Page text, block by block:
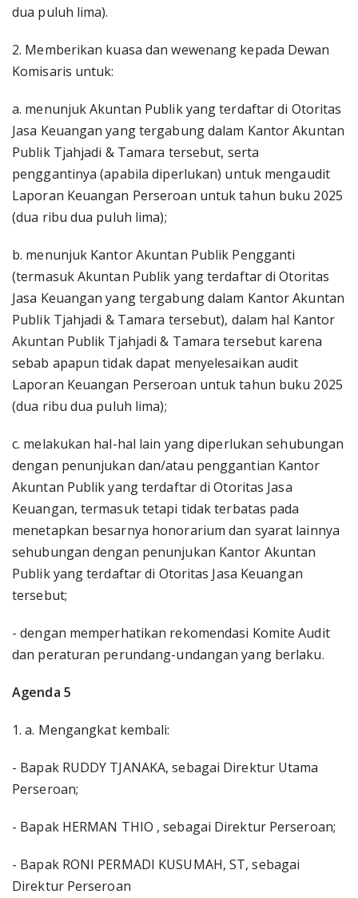
dua puluh lima).
2. Memberikan kuasa dan wewenang kepada Dewan
Komisaris untuk:
a. menunjuk Akuntan Publik yang terdaftar di Otoritas
Jasa Keuangan yang tergabung dalam Kantor Akuntan
Publik Tjahjadi & Tamara tersebut, serta
penggantinya (apabila diperlukan) untuk mengaudit
Laporan Keuangan Perseroan untuk tahun buku 2025
(dua ribu dua puluh lima);
b. menunjuk Kantor Akuntan Publik Pengganti
(termasuk Akuntan Publik yang terdaftar di Otoritas
Jasa Keuangan yang tergabung dalam Kantor Akuntan
Publik Tjahjadi & Tamara tersebut), dalam hal Kantor
Akuntan Publik Tjahjadi & Tamara tersebut karena
sebab apapun tidak dapat menyelesaikan audit
Laporan Keuangan Perseroan untuk tahun buku 2025
(dua ribu dua puluh lima);
c. melakukan hal-hal lain yang diperlukan sehubungan
dengan penunjukan dan/atau penggantian Kantor
Akuntan Publik yang terdaftar di Otoritas Jasa
Keuangan, termasuk tetapi tidak terbatas pada
menetapkan besarnya honorarium dan syarat lainnya
sehubungan dengan penunjukan Kantor Akuntan
Publik yang terdaftar di Otoritas Jasa Keuangan
tersebut;
- dengan memperhatikan rekomendasi Komite Audit
dan peraturan perundang-undangan yang berlaku.
Agenda 5
1. a. Mengangkat kembali:
- Bapak RUDDY TJANAKA, sebagai Direktur Utama
Perseroan;
- Bapak HERMAN THIO , sebagai Direktur Perseroan;
- Bapak RONI PERMADI KUSUMAH, ST, sebagai
Direktur Perseroan